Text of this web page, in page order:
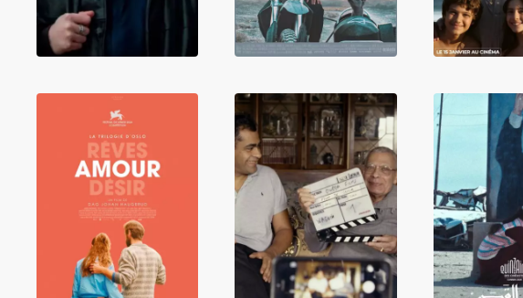
La Trilogie d'Oslo
/ Amour
La Vie après
Siham
Le